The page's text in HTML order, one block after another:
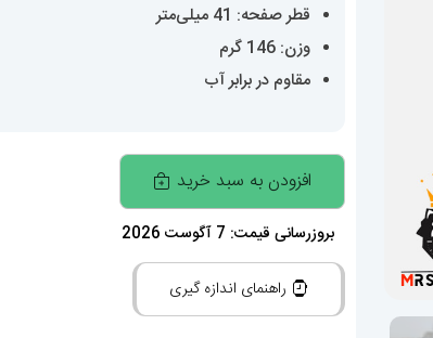
قطر صفحه: 41 میلی‌متر
وزن: 146 گرم
مقاوم در برابر آب
ساعت
مردانه
رولکس
دیت
جاست
افزودن به سبد خرید
بروزرسانی قیمت: 7 آگوست 2026
راهنمای اندازه گیری